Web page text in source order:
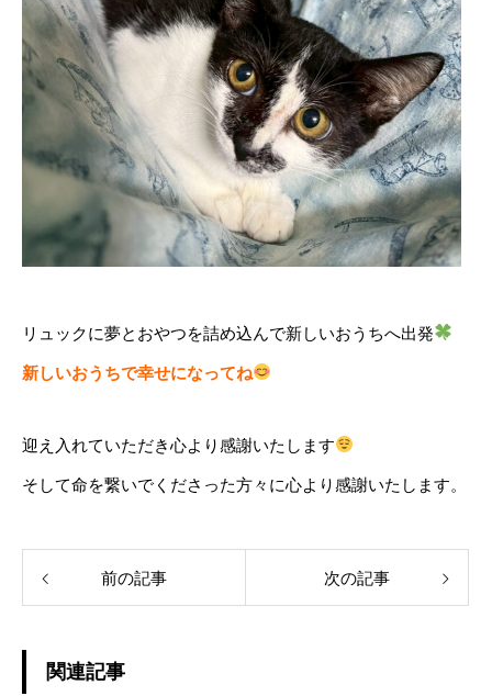
リュックに夢とおやつを詰め込んで新しいおうちへ出発
新しいおうちで幸せになってね
迎え入れていただき心より感謝いたします
そして命を繋いでくださった方々に心より感謝いたします。
前の記事 次の記事
関連記事